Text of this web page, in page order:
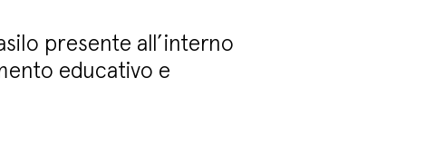
presente all’interno
educativo e